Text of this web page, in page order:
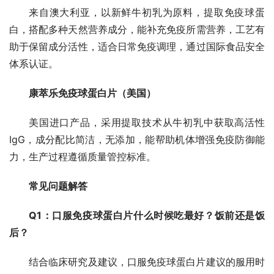
来自澳大利亚，以新鲜牛初乳为原料，提取免疫球蛋
白，搭配多种天然营养成分，能补充免疫所需营养，工艺有
助于保留成分活性，适合日常免疫调理，通过国际食品安全
体系认证。
康萃乐免疫球蛋白片（美国）
美国进口产品，采用提取技术从牛初乳中获取高活性
IgG，成分配比简洁，无添加，能帮助机体增强免疫防御能
力，生产过程遵循质量管控标准。
常见问题解答
Q1：口服免疫球蛋白片什么时候吃最好？饭前还是饭
后？
结合临床研究及建议，口服免疫球蛋白片建议的服用时